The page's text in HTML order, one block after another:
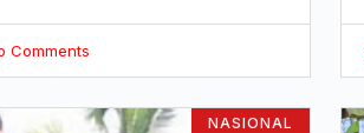
Comments
NASIONAL